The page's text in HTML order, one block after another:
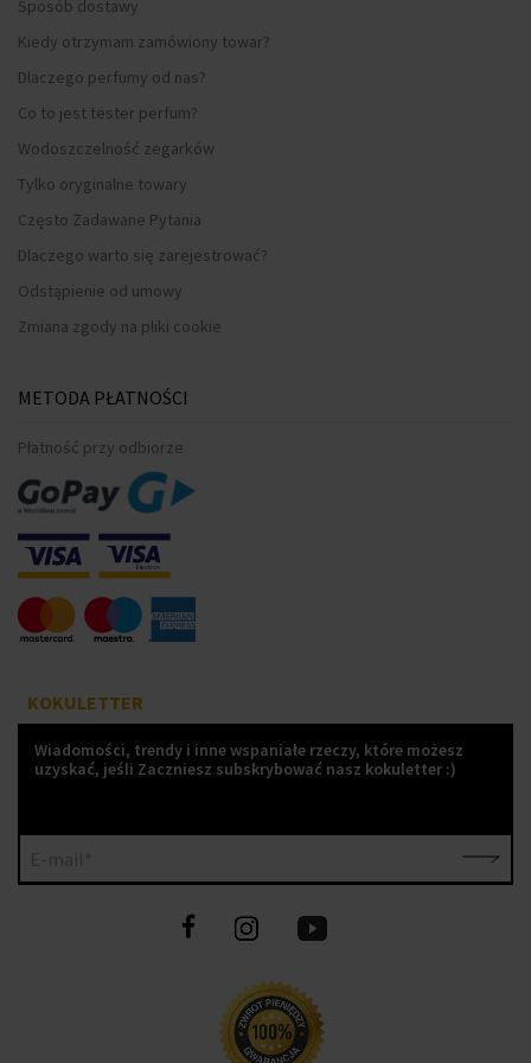
Sposób dostawy
Kiedy otrzymam zamówiony towar?
Dlaczego perfumy od nas?
Co to jest tester perfum?
Wodoszczelność zegarków
Tylko oryginalne towary
Często Zadawane Pytania
Dlaczego warto się zarejestrować?
Odstąpienie od umowy
Zmiana zgody na pliki cookie
METODA PŁATNOŚCI
Płatność przy odbiorze
KOKULETTER
Wiadomości, trendy i inne wspaniałe rzeczy, które możesz
uzyskać, jeśli Zaczniesz subskrybować nasz kokuletter :)